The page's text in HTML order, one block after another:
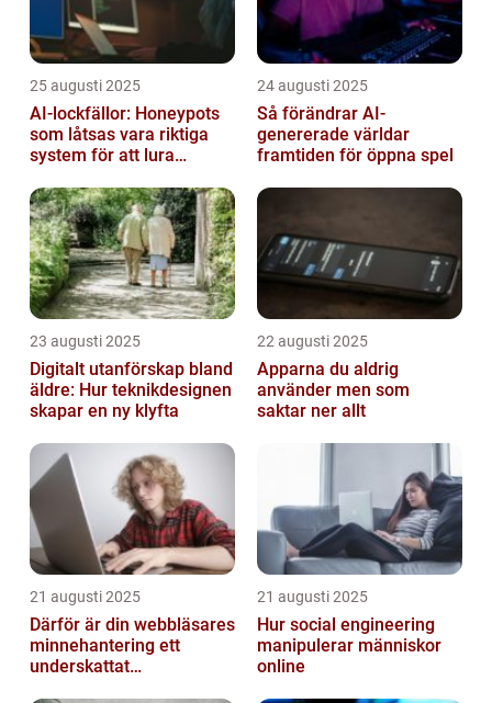
25 augusti 2025
AI-lockfällor: Honeypots
som låtsas vara riktiga
system för att lura
24 augusti 2025
Så förändrar AI-
genererade världar
framtiden för öppna spel
23 augusti 2025
Digitalt utanförskap bland
äldre: Hur teknikdesignen
skapar en ny klyfta
22 augusti 2025
Apparna du aldrig
använder men som
saktar ner allt
21 augusti 2025
Därför är din webbläsares
minnehantering ett
underskattat
21 augusti 2025
Hur social engineering
manipulerar människor
online